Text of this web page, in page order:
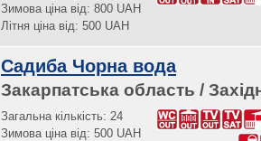
Зимова ціна від: 800 UAH
Літня ціна від: 500 UAH
Садиба Чорна вода
Закарпатська область /
Загальна кількість: 24
Зимова ціна від: 500 UAH